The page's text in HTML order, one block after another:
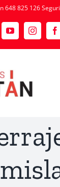
648 825 126